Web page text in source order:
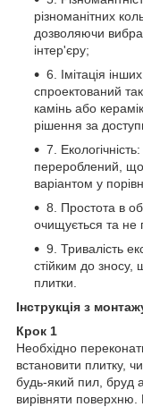
різноманітних
дозволяючи
інтер'єру;
6. Імітація
спроектований
камінь або
рішення за
7.
перероблений, що
варіантом у
8. Простота в
очищується та не
9. Тривалість
стійким до зносу,
плитки.
Інструкція з
Крок 1
Необхідно
встановити плитку,
будь-який пил, бруд
вирівняти поверхню.